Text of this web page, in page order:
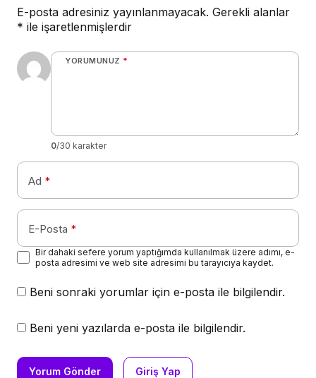
E-posta adresiniz yayınlanmayacak. Gerekli alanlar
* ile işaretlenmişlerdir
YORUMUNUZ *
0/30 karakter
Ad *
E-Posta *
Bir dahaki sefere yorum yaptığımda kullanılmak üzere adımı, e-
posta adresimi ve web site adresimi bu tarayıcıya kaydet.
Beni sonraki yorumlar için e-posta ile bilgilendir.
Beni yeni yazılarda e-posta ile bilgilendir.
Yorum Gönder Giriş Yap